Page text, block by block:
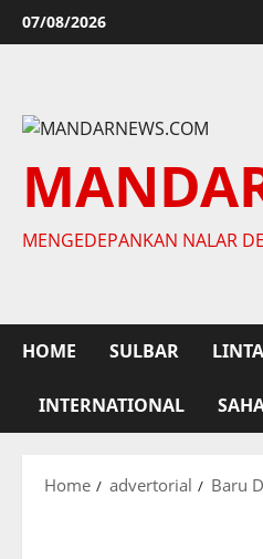
Skip
to
07/08/2026
MENGEDEPANKAN NALAR
HOME SULBAR
INTERNATIONAL
Home advertorial Baru